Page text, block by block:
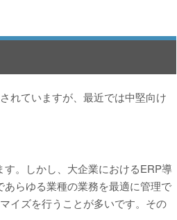
れていますが、最近では中堅向け
。しかし、大企業におけるERP導
らゆる業種の業務を最適に管理で
イズを行うことが多いです。その